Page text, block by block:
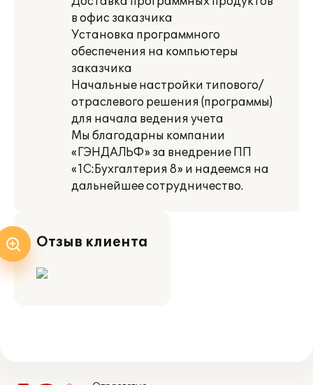
в офис заказчика
Установка программного
обеспечения на компьютеры
заказчика
Начальные настройки типового/
отраслевого решения (программы)
для начала ведения учета
Мы благодарны компании
«ГЭНДАЛЬФ» за внедрение ПП
«1С:Бухгалтерия 8» и надеемся на
дальнейшее сотрудничество.
Отзыв клиента